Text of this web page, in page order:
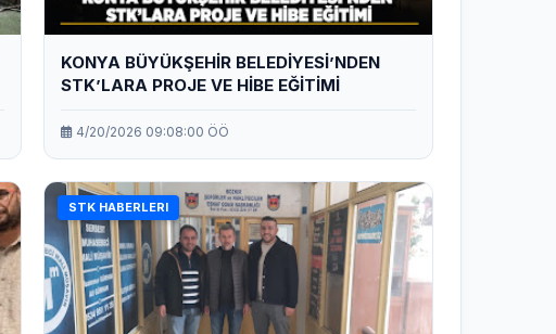
KONYA BÜYÜKŞEHİR BELEDİYESİ’NDEN
STK’LARA PROJE VE HİBE EĞİTİMİ
4/20/2026 09:08:00 ÖÖ
STK HABERLERI